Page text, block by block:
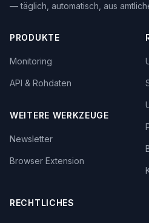
— täglich, automatisch, aus
PRODUKTE
Monitoring
API & Rohdaten
WEITERE WERKZEUGE
Newsletter
Browser Extension
RECHTLICHES